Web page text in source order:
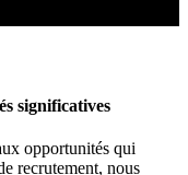
significatives
opportunités qui
recrutement, nous